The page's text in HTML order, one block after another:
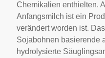
Chemikalien enthielten.
Anfangsmilch ist ein
verändert worden ist.
Sojabohnen basierende
hydrolysierte